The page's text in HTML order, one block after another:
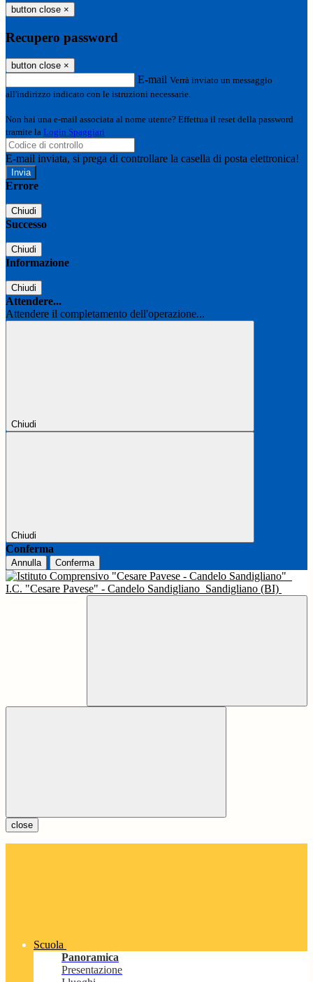
button close ×
Recupero password
button close ×
E-mail Verrà inviato un messaggio
all'indirizzo indicato con le istruzioni necessarie.
Non hai una e-mail associata al nome utente? Effettua il reset della password
tramite la Login Spaggiari
E-mail inviata, si prega di controllare la casella di posta elettronica!
Errore
Chiudi
Successo
Chiudi
Informazione
Chiudi
Attendere...
Attendere il completamento dell'operazione...
Chiudi
Chiudi
Conferma
Annulla Conferma
I.C. "Cesare Pavese" - Candelo Sandigliano Sandigliano (BI)
close
Scuola
Panoramica
Presentazione